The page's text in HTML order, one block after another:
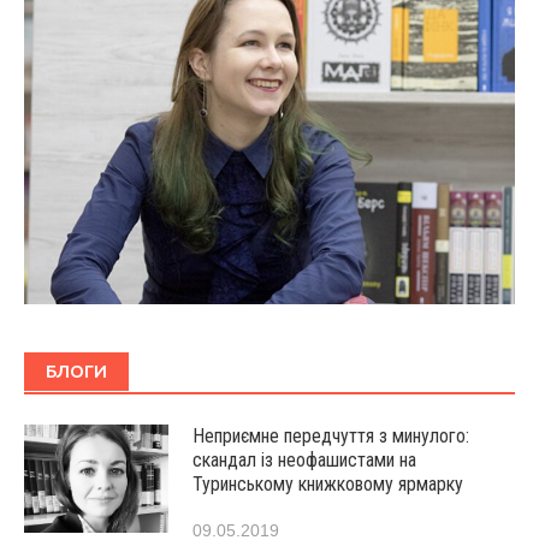
БЛОГИ
Неприємне передчуття з минулого:
скандал із неофашистами на
Туринському книжковому ярмарку
09.05.2019